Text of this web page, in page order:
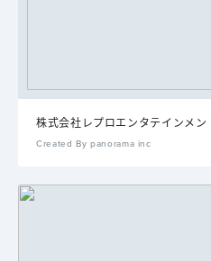
株式会社レプロエンタテインメン
Created By panorama inc